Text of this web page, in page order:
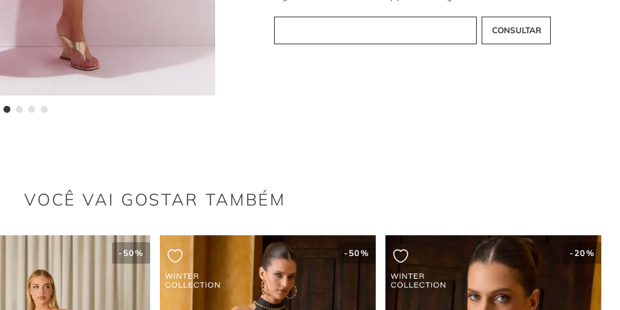
criando uma abertura geométrica que contrasta com a frente fechada do
modelo.
VOCÊ VAI GOSTAR TAMBÉM
- 50% - 50% -20%